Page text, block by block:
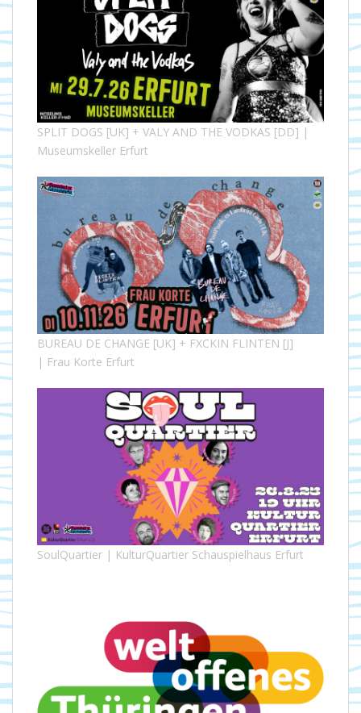
SPLIT DOGS [UK] + VALY AND THE VODKAS [DD] |
Museumskeller Erfurt
BUREAU DE CHANGE [UK] + FXCKIN FLINTEN [J]
| Frau Korte Erfurt
SoulQuartier | KulturQuartier Schauspielhaus Erfurt